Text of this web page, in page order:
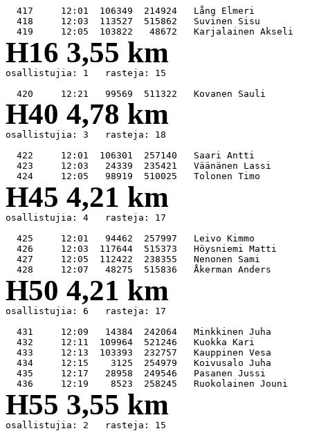
417     12:01  106349  214924
418     12:03  113527  515862
H16 3,55 km
osallistujia: 1   rasteja: 15
H40 4,78 km
osallistujia: 3   rasteja: 18
422     12:01  106301  257140
423     12:03   24339  235421
H45 4,21 km
osallistujia: 4   rasteja: 17
425     12:01   94462  257997
426     12:03  117644  515373
427     12:05  112422  238355
H50 4,21 km
osallistujia: 6   rasteja: 17
431     12:09   14384  242064
432     12:11  109964  521246
433     12:13  103393  232757
434     12:15    3125  254979
435     12:17   28958  249546
H55 3,55 km
osallistujia: 2   rasteja: 15